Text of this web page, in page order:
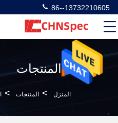
86--13732210605
المنتجات
المنزل > المنتجات >